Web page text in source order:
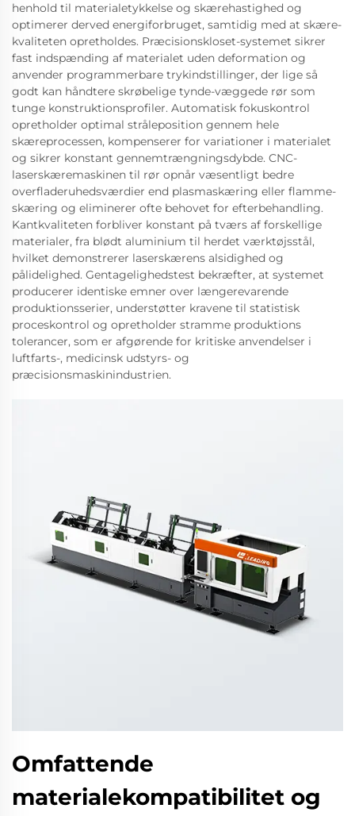
henhold til materialetykkelse og skærehastighed og
optimerer derved energiforbruget, samtidig med at skære-
kvaliteten opretholdes. Præcisionskloset-systemet sikrer
fast indspænding af materialet uden deformation og
anvender programmerbare trykindstillinger, der lige så
godt kan håndtere skrøbelige tynde-væggede rør som
tunge konstruktionsprofiler. Automatisk fokuskontrol
opretholder optimal stråleposition gennem hele
skæreprocessen, kompenserer for variationer i materialet
og sikrer konstant gennemtrængningsdybde. CNC-
laserskæremaskinen til rør opnår væsentligt bedre
overfladeruhedsværdier end plasmaskæring eller flamme-
skæring og eliminerer ofte behovet for efterbehandling.
Kantkvaliteten forbliver konstant på tværs af forskellige
materialer, fra blødt aluminium til herdet værktøjsstål,
hvilket demonstrerer laserskærens alsidighed og
pålidelighed. Gentagelighedstest bekræfter, at systemet
producerer identiske emner over længerevarende
produktionsserier, understøtter kravene til statistisk
proceskontrol og opretholder stramme produktions
tolerancer, som er afgørende for kritiske anvendelser i
luftfarts-, medicinsk udstyrs- og
præcisionsmaskinindustrien.
Omfattende
materialekompatibilitet og